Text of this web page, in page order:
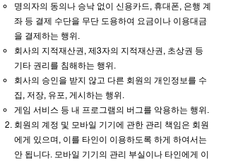
명의자의 동의나 승낙 없이 신용카드, 휴대폰, 은행 계
좌 등 결제 수단을 무단 도용하여 요금이나 이용대금
을 결제하는 행위.
회사의 지적재산권, 제3자의 지적재산권, 초상권 등
기타 권리를 침해하는 행위.
회사의 승인을 받지 않고 다른 회원의 개인정보를 수
집, 저장, 유포, 게시하는 행위.
게임 서비스 등 내 프로그램의 버그를 악용하는 행위.
회원의 계정 및 모바일 기기에 관한 관리 책임은 회원
에게 있으며, 이를 타인이 이용하도록 하게 하여서는
안 됩니다. 모바일 기기의 관리 부실이나 타인에게 이